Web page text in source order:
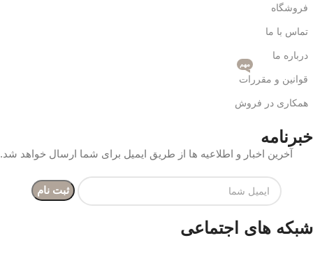
فروشگاه
تماس با ما
درباره ما
قوانین و مقررات
مهم
همکاری در فروش
خبرنامه
آخرین اخبار و اطلاعیه ها از طریق ایمیل برای شما ارسال خواهد شد.
شبکه های اجتماعی